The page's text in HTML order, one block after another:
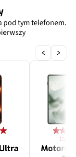
pod tym telefonem.
15
Motorola